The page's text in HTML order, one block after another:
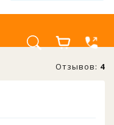
Отзывов: 4